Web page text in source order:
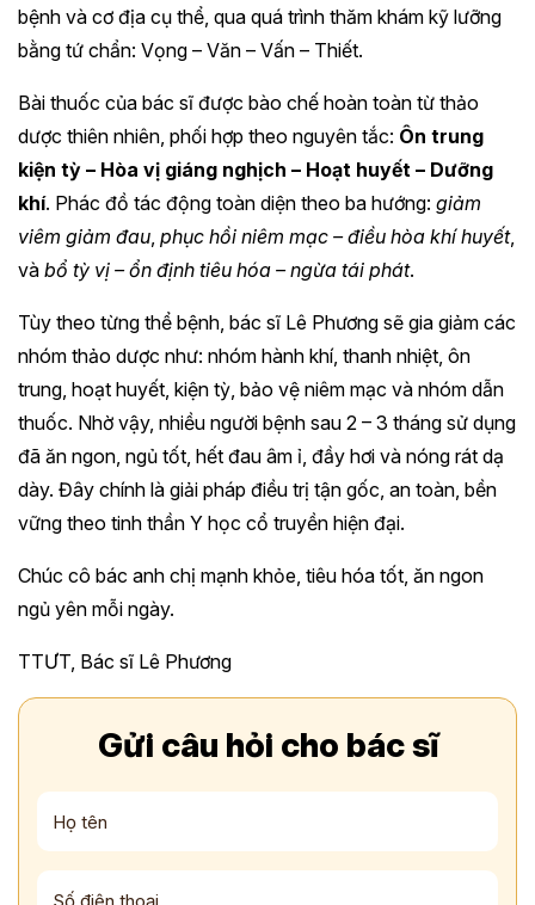
bệnh và cơ địa cụ thể, qua quá trình thăm khám kỹ lưỡng
bằng tứ chẩn: Vọng – Văn – Vấn – Thiết.
Bài thuốc của bác sĩ được bào chế hoàn toàn từ thảo
dược thiên nhiên, phối hợp theo nguyên tắc: Ôn trung
kiện tỳ – Hòa vị giáng nghịch – Hoạt huyết – Dưỡng
khí. Phác đồ tác động toàn diện theo ba hướng: giảm
viêm giảm đau phục hồi niêm mạc – điều hòa khí huyết,
và bổ tỳ vị – ổn định tiêu hóa – ngừa tái phát.
Tùy theo từng thể bệnh, bác sĩ Lê Phương sẽ gia giảm các
nhóm thảo dược như: nhóm hành khí, thanh nhiệt, ôn
trung, hoạt huyết, kiện tỳ, bảo vệ niêm mạc và nhóm dẫn
thuốc. Nhờ vậy, nhiều người bệnh sau 2 – 3 tháng sử dụng
đã ăn ngon, ngủ tốt, hết đau âm ỉ, đầy hơi và nóng rát dạ
dày. Đây chính là giải pháp điều trị tận gốc, an toàn, bền
vững theo tinh thần Y học cổ truyền hiện đại.
Chúc cô bác anh chị mạnh khỏe, tiêu hóa tốt, ăn ngon
ngủ yên mỗi ngày.
TTƯT, Bác sĩ Lê Phương
Gửi câu hỏi cho bác sĩ